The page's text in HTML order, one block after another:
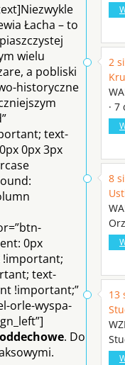
Łacha – to
wielu
a pobliski
historyczne
text-
0px 3px
0px
!important;
text-
!important;”
orle-wyspa-
. Do
2
· 7
8
13